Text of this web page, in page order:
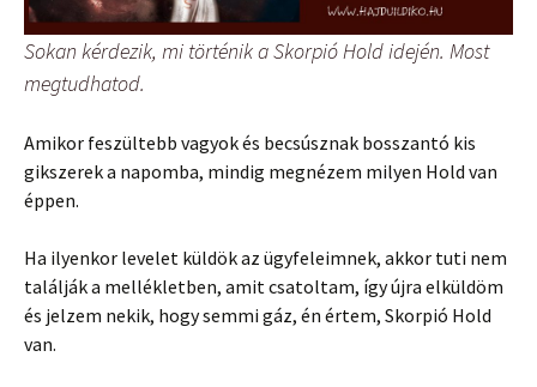
Sokan kérdezik, mi történik a Skorpió Hold idején. Most
megtudhatod.
Amikor feszültebb vagyok és becsúsznak bosszantó kis
gikszerek a napomba, mindig megnézem milyen Hold van
éppen.
Ha ilyenkor levelet küldök az ügyfeleimnek, akkor tuti nem
találják a mellékletben, amit csatoltam, így újra elküldöm
és jelzem nekik, hogy semmi gáz, én értem, Skorpió Hold
van.